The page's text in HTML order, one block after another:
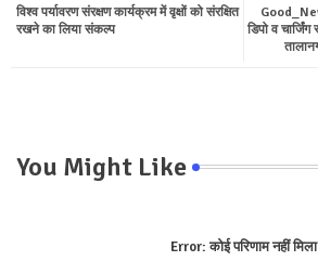
ter tsa
डिपो व
विश्व पर्यावरण संरक्षण कार्यक्रम में वृक्षों को संरक्षित
रखने का लिया संकल्प
You Might Like
Error:कोई परिणाम नहीं मिला